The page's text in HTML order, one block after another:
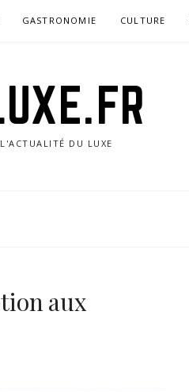
GASTRONOMIE CULTURE
DU LUXE
aux